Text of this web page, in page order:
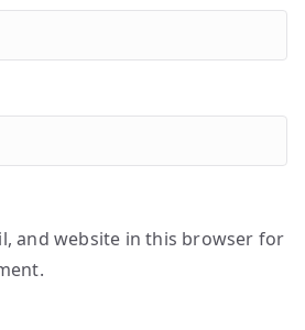
and website in this browser for